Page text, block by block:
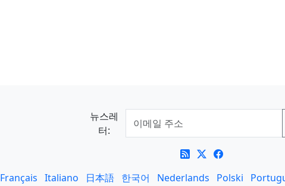
뉴스레
터:
Français Italiano 日本語 한국어 Nederlands Polski